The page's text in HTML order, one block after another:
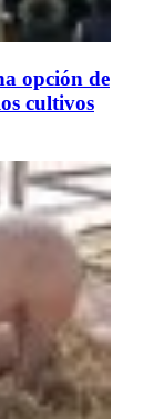
opción de
cultivos